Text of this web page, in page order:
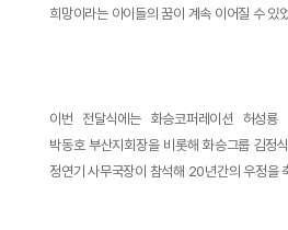
희망이라는 아이들의 꿈이 계속 이어질 수 있
이번 전달식에는 화승코퍼레이션 허성룡
박동호 부산지회장을 비롯해 화승그룹 김정
정연기 사무국장이 참석해 20년간의 우정을